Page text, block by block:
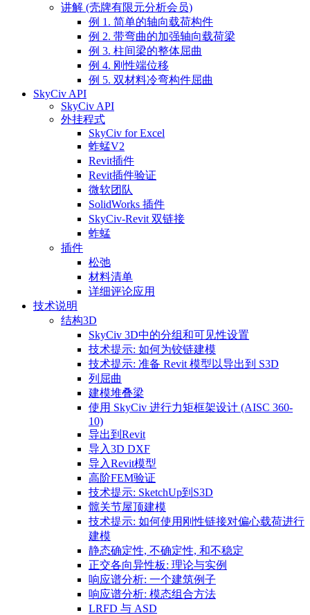
讲解 (壳牌有限元分析会员)
例 1. 简单的轴向载荷构件
例 2. 带弯曲的加强轴向载荷梁
例 3. 柱间梁的整体屈曲
例 4. 刚性端位移
例 5. 双材料冷弯构件屈曲
SkyCiv API
SkyCiv API
外挂程式
SkyCiv for Excel
蚱蜢V2
Revit插件
Revit插件验证
微软团队
SolidWorks 插件
SkyCiv-Revit 双链接
蚱蜢
插件
松弛
材料清单
详细评论应用
技术说明
结构3D
SkyCiv 3D中的分组和可见性设置
技术提示: 如何为铰链建模
技术提示: 准备 Revit 模型以导出到 S3D
列屈曲
建模堆叠梁
使用 SkyCiv 进行力矩框架设计 (AISC 360-
10)
导出到Revit
导入3D DXF
导入Revit模型
高阶FEM验证
技术提示: SketchUp到S3D
髋关节屋顶建模
技术提示: 如何使用刚性链接对偏心载荷进行
建模
静态确定性, 不确定性, 和不稳定
正交各向异性板: 理论与实例
响应谱分析: 一个建筑例子
响应谱分析: 模态组合方法
LRFD 与 ASD